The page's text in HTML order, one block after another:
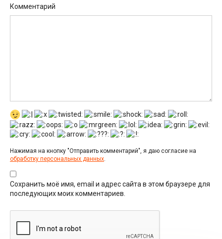
Комментарий
Нажимая на кнопку "Отправить комментарий", я даю согласие на
обработку персональных данных.
Сохранить моё имя, email и адрес сайта в этом браузере для
последующих моих комментариев.